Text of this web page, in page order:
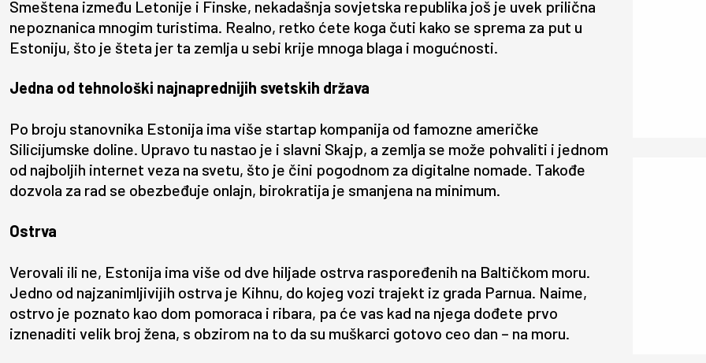
Smeštena između Letonije i Finske, nekadašnja sovjetska republika još je uvek prilična
nepoznanica mnogim turistima. Realno, retko ćete koga čuti kako se sprema za put u
Estoniju, što je šteta jer ta zemlja u sebi krije mnoga blaga i mogućnosti.
Jedna od tehnološki najnaprednijih svetskih država
Po broju stanovnika Estonija ima više startap kompanija od famozne američke
Silicijumske doline. Upravo tu nastao je i slavni Skajp, a zemlja se može pohvaliti i jednom
od najboljih internet veza na svetu, što je čini pogodnom za digitalne nomade. Takođe
dozvola za rad se obezbeđuje onlajn, birokratija je smanjena na minimum.
Ostrva
Verovali ili ne, Estonija ima više od dve hiljade ostrva raspoređenih na Baltičkom moru.
Jedno od najzanimljivijih ostrva je Kihnu, do kojeg vozi trajekt iz grada Parnua. Naime,
ostrvo je poznato kao dom pomoraca i ribara, pa će vas kad na njega dođete prvo
iznenaditi velik broj žena, s obzirom na to da su muškarci gotovo ceo dan – na moru.